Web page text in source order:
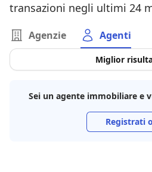
transazioni negli ultimi 24
Agenzie Agenti
Miglior
Sei un agente immobiliare e
Registrati